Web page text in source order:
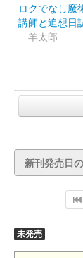
ロクでなし魔
講師と追想日
羊太郎
新刊発売日
未発売